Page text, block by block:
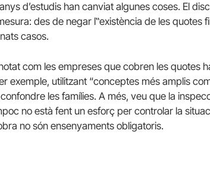
d’estudis han canviat algunes coses. El
des de negar l‟existència de les quotes
casos.
com les empreses que cobren les quotes
exemple, utilitzant “conceptes més amplis
les famílies. A més, veu que la
no està fent un esforç per controlar la
no són ensenyaments obligatoris.